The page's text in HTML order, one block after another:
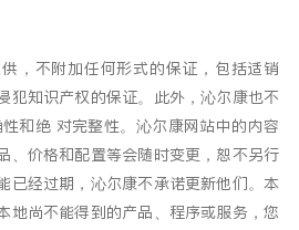
不附加任何形式的保证，包括适销
犯知识产权的保证。此外，沁尔康也不
和绝 对完整性。沁尔康网站中的内容
、价格和配置等会随时变更，恕不另行
已经过期，沁尔康不承诺更新他们。本
地尚不能得到的产品、程序或服务，您